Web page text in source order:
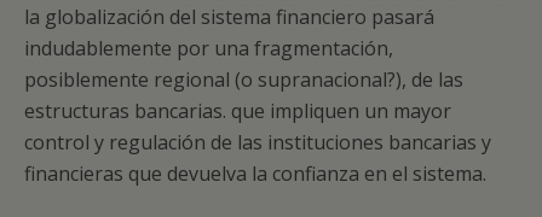
la globalización del sistema financiero pasará
indudablemente por una fragmentación,
posiblemente regional (o supranacional?), de las
estructuras bancarias. que impliquen un mayor
control y regulación de las instituciones bancarias y
financieras que devuelva la confianza en el sistema.